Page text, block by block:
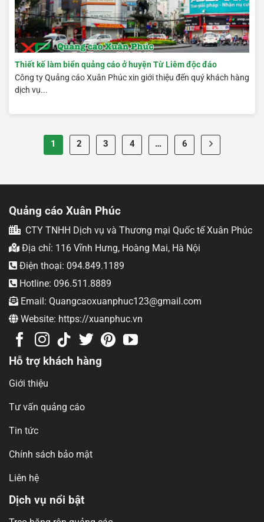
Thiết kế làm biển quảng cáo ở huyện Từ Liêm độc đáo
Công ty Quảng cáo Xuân Phúc xin giới thiệu đến quý khách hàng
dịch vụ...
1 2 3 4 … 6
Quảng cáo Xuân Phúc
CTY TNHH Dịch vụ và Thương mại Quốc tế Xuân Phúc
Địa chỉ: 116 Vĩnh Hưng, Hoàng Mai, Hà Nội
Điện thoại: 094.849.1189
Hotline: 096.511.8889
Email: Quangcaoxuanphuc123@gmail.com
Website: https://xuanphuc.vn
Hỗ trợ khách hàng
Giới thiệu
Tư vấn quảng cáo
Tin tức
Chính sách bảo mật
Liên hệ
Dịch vụ nổi bật